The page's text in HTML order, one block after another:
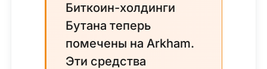
Биткоин-холдинги
Бутана теперь
помечены на Arkham.
Эти средства